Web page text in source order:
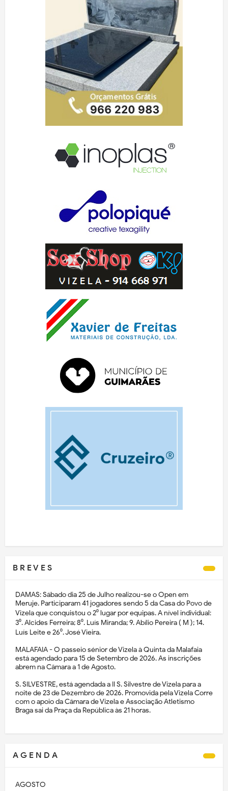
B R E V E S
DAMAS: Sábado dia 25 de Julho realizou-se o Open em
Meruje. Participaram 41 jogadores sendo 5 da Casa do Povo de
Vizela que conquistou o 2⁰ lugar por equipas. A nível individual:
3⁰. Alcides Ferreira; 8⁰. Luís Miranda; 9. Abílio Pereira ( M ); 14.
Luís Leite e 26⁰. José Vieira.
MALAFAIA - O passeio sénior de Vizela à Quinta da Malafaia
está agendado para 15 de Setembro de 2026. As inscrições
abrem na Câmara a 1 de Agosto.
S. SILVESTRE, está agendada a II S. Silvestre de Vizela para a
noite de 23 de Dezembro de 2026. Promovida pela Vizela Corre
com o apoio da Câmara de Vizela e Associação Atletismo
Braga sai da Praça da República às 21 horas.
A G E N D A
AGOSTO